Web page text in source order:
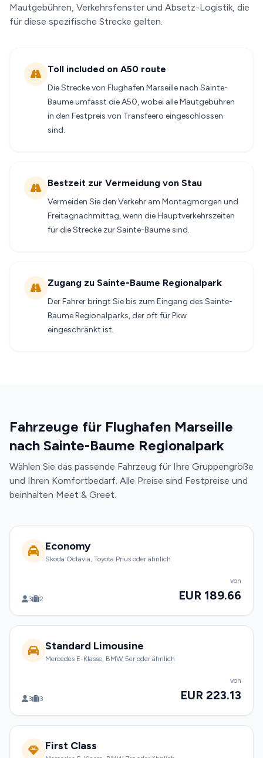
Mautgebühren, Verkehrsfenster und Absetz-Logistik, die
für diese spezifische Strecke gelten.
Toll included on A50 route
Die Strecke von Flughafen Marseille nach Sainte-
Baume umfasst die A50, wobei alle Mautgebühren
in den Festpreis von Transfeero eingeschlossen
sind.
Bestzeit zur Vermeidung von Stau
Vermeiden Sie den Verkehr am Montagmorgen und
Freitagnachmittag, wenn die Hauptverkehrszeiten
für die Strecke zur Sainte-Baume sind.
Zugang zu Sainte-Baume Regionalpark
Der Fahrer bringt Sie bis zum Eingang des Sainte-
Baume Regionalparks, der oft für Pkw
eingeschränkt ist.
Fahrzeuge für Flughafen Marseille
nach Sainte-Baume Regionalpark
Wählen Sie das passende Fahrzeug für Ihre Gruppengröße
und Ihren Komfortbedarf. Alle Preise sind Festpreise und
beinhalten Meet & Greet.
Economy
Skoda Octavia, Toyota Prius oder ähnlich
3 2
von
EUR 189.66
Standard Limousine
Mercedes E-Klasse, BMW 5er oder ähnlich
3 3
von
EUR 223.13
First Class